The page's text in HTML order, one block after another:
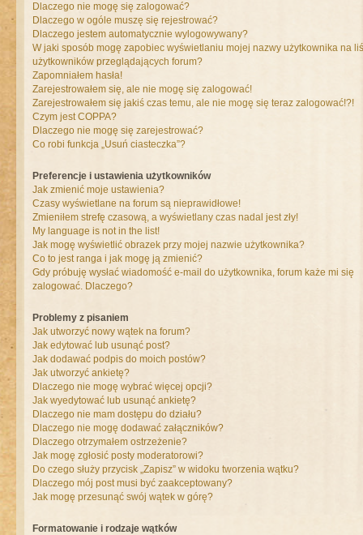
Dlaczego nie mogę się zalogować?
Dlaczego w ogóle muszę się rejestrować?
Dlaczego jestem automatycznie wylogowywany?
W jaki sposób mogę zapobiec wyświetlaniu mojej nazwy użytkownika na
użytkowników przeglądających forum?
Zapomniałem hasła!
Zarejestrowałem się, ale nie mogę się zalogować!
Zarejestrowałem się jakiś czas temu, ale nie mogę się teraz zalogować!?!
Czym jest COPPA?
Dlaczego nie mogę się zarejestrować?
Co robi funkcja „Usuń ciasteczka”?
Preferencje i ustawienia użytkowników
Jak zmienić moje ustawienia?
Czasy wyświetlane na forum są nieprawidłowe!
Zmieniłem strefę czasową, a wyświetlany czas nadal jest zły!
My language is not in the list!
Jak mogę wyświetlić obrazek przy mojej nazwie użytkownika?
Co to jest ranga i jak mogę ją zmienić?
Gdy próbuję wysłać wiadomość e-mail do użytkownika, forum każe mi się
zalogować. Dlaczego?
Problemy z pisaniem
Jak utworzyć nowy wątek na forum?
Jak edytować lub usunąć post?
Jak dodawać podpis do moich postów?
Jak utworzyć ankietę?
Dlaczego nie mogę wybrać więcej opcji?
Jak wyedytować lub usunąć ankietę?
Dlaczego nie mam dostępu do działu?
Dlaczego nie mogę dodawać załączników?
Dlaczego otrzymałem ostrzeżenie?
Jak mogę zgłosić posty moderatorowi?
Do czego służy przycisk „Zapisz” w widoku tworzenia wątku?
Dlaczego mój post musi być zaakceptowany?
Jak mogę przesunąć swój wątek w górę?
Formatowanie i rodzaje wątków